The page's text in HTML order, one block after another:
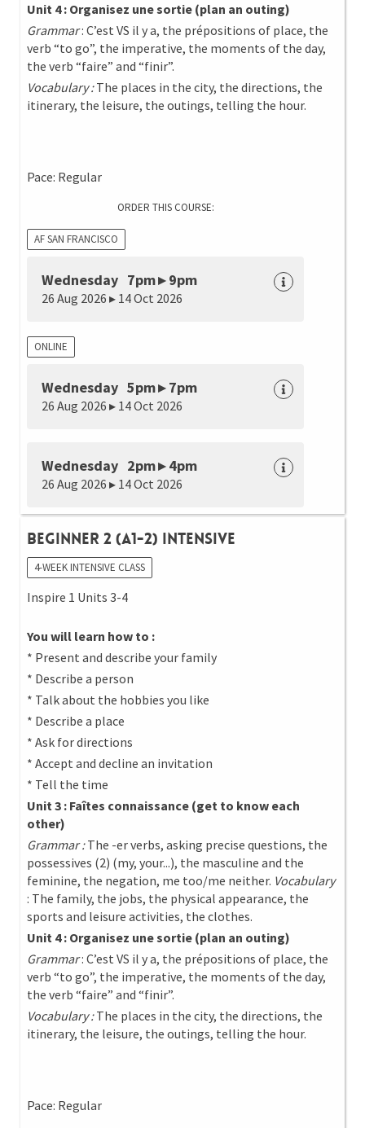
Unit 4 : Organisez une sortie (plan an outing)
Grammar: C’est VS il y a, the prépositions of place, the
verb “to go”, the imperative, the moments of the day,
the verb “faire” and “finir”.
Vocabulary :The places in the city, the directions, the
itinerary, the leisure, the outings, telling the hour.
Pace: Regular
ORDER THIS COURSE:
AF SAN FRANCISCO
Wednesday 7pm ▸ 9pm
26 Aug 2026 ▸ 14 Oct 2026
ONLINE
Wednesday 5pm ▸ 7pm
26 Aug 2026 ▸ 14 Oct 2026
Wednesday 2pm ▸ 4pm
26 Aug 2026 ▸ 14 Oct 2026
Beginner 2 (A1-2) Intensive
4-WEEK INTENSIVE CLASS
Inspire 1 Units 3-4
You will learn how to :
* Present and describe your family
* Describe a person
* Talk about the hobbies you like
* Describe a place
* Ask for directions
* Accept and decline an invitation
* Tell the time
Unit 3 : Faîtes connaissance (get to know each
other)
Grammar :The -er verbs, asking precise questions, the
possessives (2) (my, your...), the masculine and the
feminine, the negation, me too/me neither. Vocabulary
: The family, the jobs, the physical appearance, the
sports and leisure activities, the clothes.
Unit 4 : Organisez une sortie (plan an outing)
Grammar: C’est VS il y a, the prépositions of place, the
verb “to go”, the imperative, the moments of the day,
the verb “faire” and “finir”.
Vocabulary :The places in the city, the directions, the
itinerary, the leisure, the outings, telling the hour.
Pace: Regular